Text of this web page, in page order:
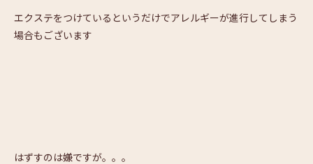
エクステをつけているというだけでアレルギーが進行してしまう
場合もございます
はずすのは嫌ですが。。。